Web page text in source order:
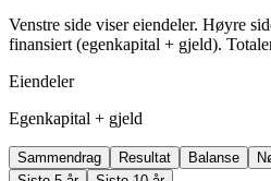
Venstre side viser eiendeler. Høyre
finansiert (egenkapital + gjeld).
Eiendeler
Egenkapital + gjeld
Sammendrag Resultat Balanse